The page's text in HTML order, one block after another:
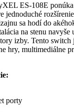
ES-108E ponúka
jednoduché
sa hodí do
na stenu navyše
izby. Tento switch
hry, multimediálne
porty